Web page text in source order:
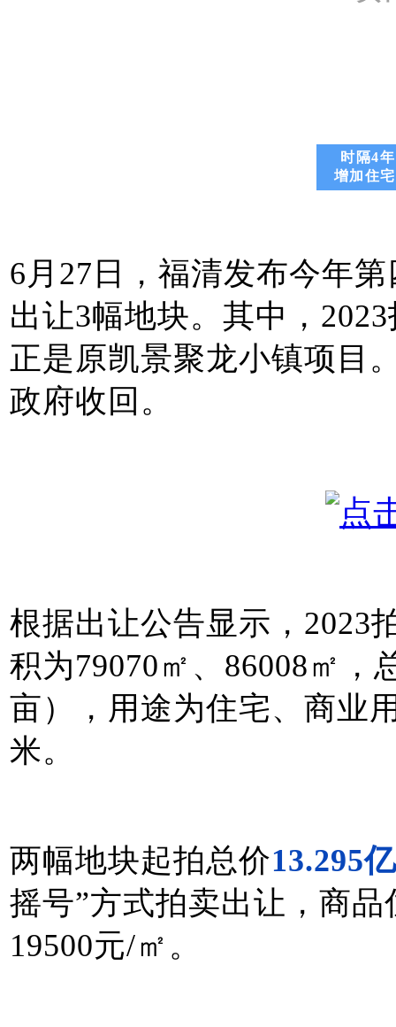
时隔4
增加住
6月27日，福清发布今年
出让3幅地块。其中，
正是原凯景聚龙小镇项目
政府收回。
根据出让公告显示，2023
积为79070㎡、86008㎡，
亩），用途为住宅、商业
米。
两幅地块起拍总价13.295
摇号”方式拍卖出让，商
19500元/㎡。